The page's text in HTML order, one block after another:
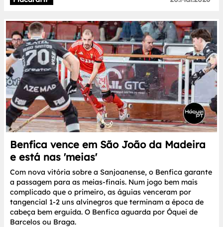
Benfica vence em São João da Madeira
e está nas 'meias'
Com nova vitória sobre a Sanjoanense, o Benfica garante
a passagem para as meias-finais. Num jogo bem mais
complicado que o primeiro, as águias venceram por
tangencial 1-2 uns alvinegros que terminam a época de
cabeça bem erguida. O Benfica aguarda por Óquei de
Barcelos ou Braga.